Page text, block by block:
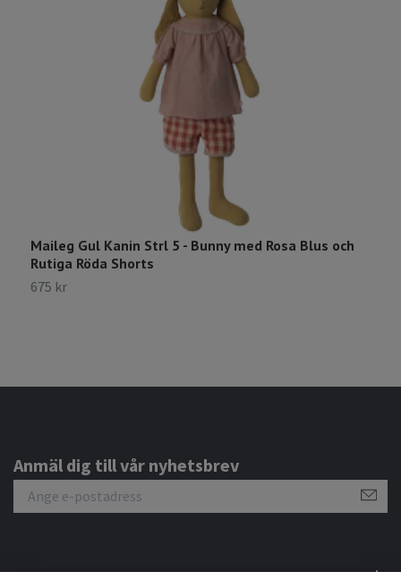
Maileg Gul Kanin Strl 5 - Bunny med Rosa Blus och
Rutiga Röda Shorts
675 kr
Anmäl dig till vår nyhetsbrev